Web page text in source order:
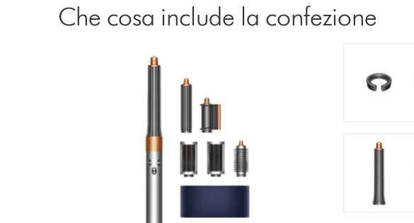
Che cosa include la confezione